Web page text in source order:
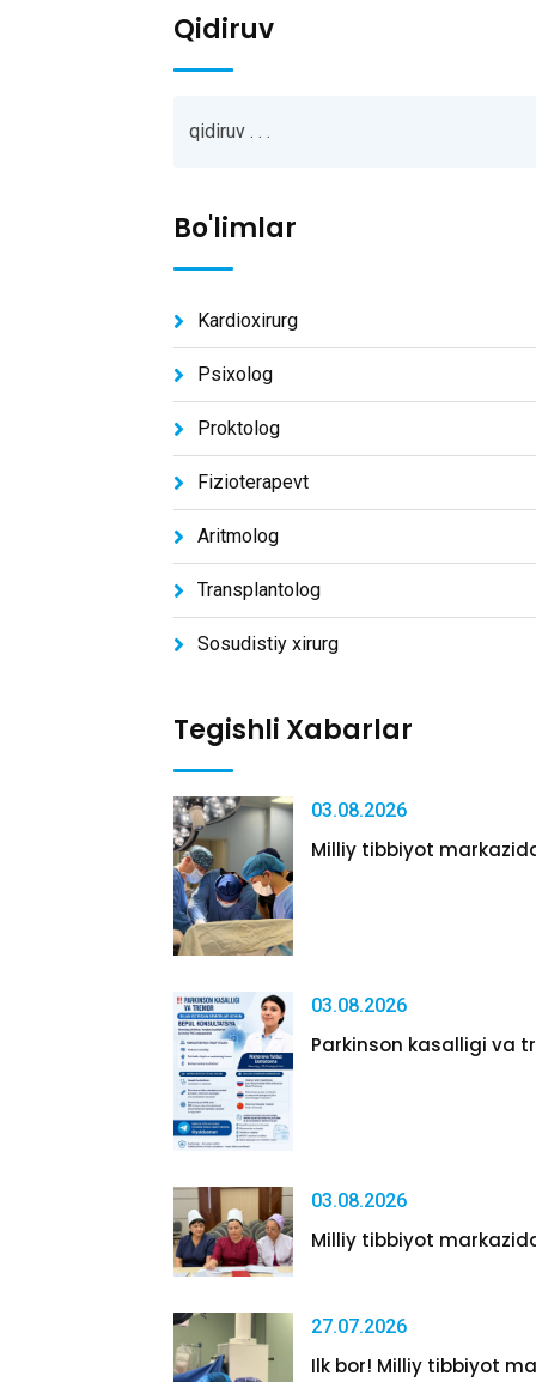
Qidiruv
Bo'limlar
Kardioxirurg
Psixolog
Proktolog
Fizioterapevt
Aritmolog
Transplantolog
Sosudistiy xirurg
Tegishli Xabarlar
03.08.2026
Milliy tibbiyot
03.08.2026
Parkinson kasalligi va
03.08.2026
Milliy tibbiyot
27.07.2026
Ilk bor! Milliy tibbiyot